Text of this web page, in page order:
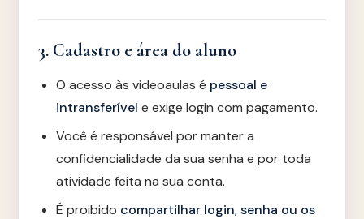
3. Cadastro e área do aluno
O acesso às videoaulas é pessoal e
intransferível e exige login com pagamento.
Você é responsável por manter a
confidencialidade da sua senha e por toda
atividade feita na sua conta.
É proibido compartilhar login, senha ou os